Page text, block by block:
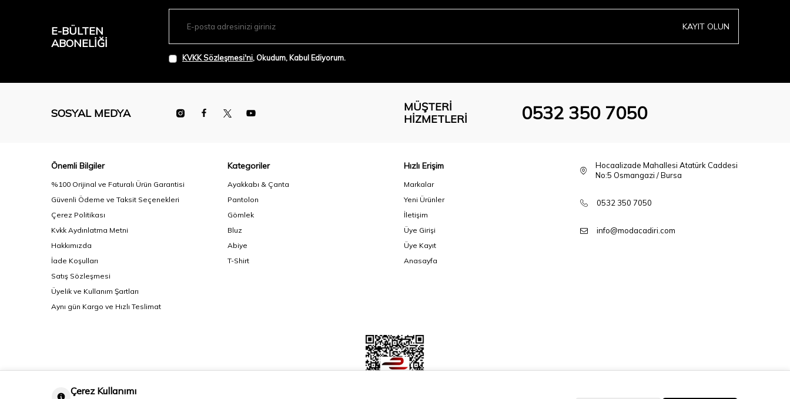
E-BÜLTEN
ABONELIĞI
KAYIT OLUN
KVKK Sözleşmesi'ni, Okudum, Kabul Ediyorum.
SOSYAL MEDYA
MÜŞTERI
HIZMETLERI
0532 350 7050
Önemli Bilgiler
%100 Orijinal ve Faturalı Ürün Garantisi
Güvenli Ödeme ve Taksit Seçenekleri
Çerez Politikası
Kvkk Aydınlatma Metni
Hakkımızda
İade Koşulları
Satış Sözleşmesi
Üyelik ve Kullanım Şartları
Aynı gün Kargo ve Hızlı Teslimat
Kategoriler
Ayakkabı & Çanta
Pantolon
Gömlek
Bluz
Abiye
T-Shirt
Hızlı Erişim
Markalar
Yeni Ürünler
İletişim
Üye Girişi
Üye Kayıt
Anasayfa
Hocaalizade Mahallesi Atatürk Caddesi
No:5 Osmangazi / Bursa
0532 350 7050
info@modacadiri.com
Çerez Kullanımı